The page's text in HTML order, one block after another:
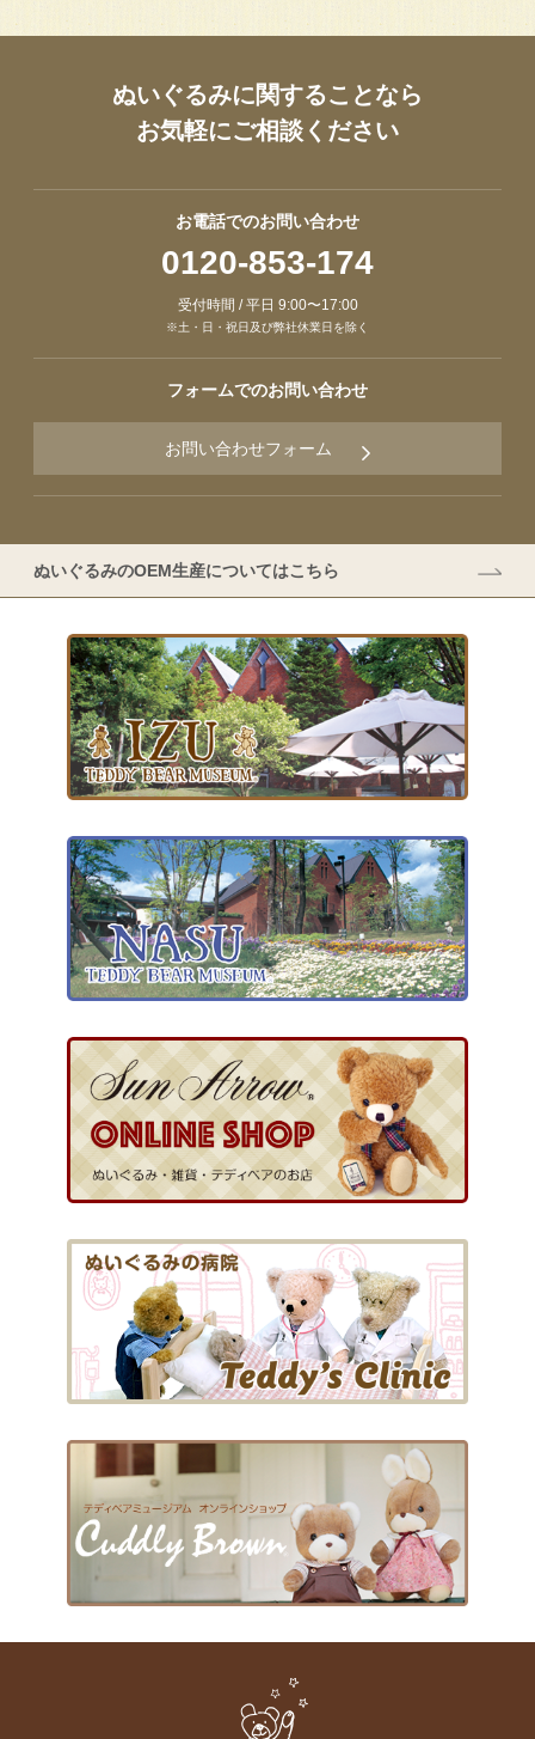
ぬいぐるみに関することなら
お気軽にご相談ください
お電話でのお問い合わせ
0120-853-174
受付時間 / 平日 9:00〜17:00
※土・日・祝日及び弊社休業日を除く
フォームでのお問い合わせ
お問い合わせフォーム
ぬいぐるみのOEM生産についてはこちら